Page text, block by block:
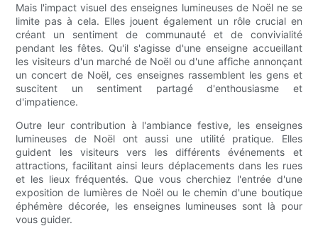
Mais l'impact visuel des enseignes lumineuses de Noël ne se
limite pas à cela. Elles jouent également un rôle crucial en
créant un sentiment de communauté et de convivialité
pendant les fêtes. Qu'il s'agisse d'une enseigne accueillant
les visiteurs d'un marché de Noël ou d'une affiche annonçant
un concert de Noël, ces enseignes rassemblent les gens et
suscitent un sentiment partagé d'enthousiasme et
d'impatience.
Outre leur contribution à l'ambiance festive, les enseignes
lumineuses de Noël ont aussi une utilité pratique. Elles
guident les visiteurs vers les différents événements et
attractions, facilitant ainsi leurs déplacements dans les rues
et les lieux fréquentés. Que vous cherchiez l'entrée d'une
exposition de lumières de Noël ou le chemin d'une boutique
éphémère décorée, les enseignes lumineuses sont là pour
vous guider.